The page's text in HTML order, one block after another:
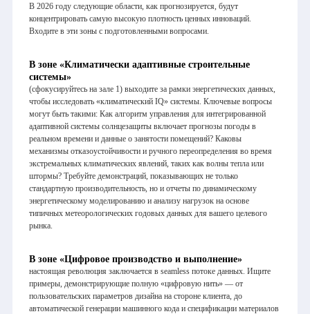
В 2026 году следующие области, как прогнозируется, будут
концентрировать самую высокую плотность ценных инноваций.
Входите в эти зоны с подготовленными вопросами.
В зоне «Климатически адаптивные строительные
системы»
(сфокусируйтесь на зале 1) выходите за рамки энергетических данных,
чтобы исследовать «климатический IQ» системы. Ключевые вопросы
могут быть такими: Как алгоритм управления для интегрированной
адаптивной системы солнцезащиты включает прогнозы погоды в
реальном времени и данные о занятости помещений? Каковы
механизмы отказоустойчивости и ручного переопределения во время
экстремальных климатических явлений, таких как волны тепла или
штормы? Требуйте демонстраций, показывающих не только
стандартную производительность, но и отчеты по динамическому
энергетическому моделированию и анализу нагрузок на основе
типичных метеорологических годовых данных для вашего целевого
рынка.
В зоне «Цифровое производство и выполнение»
настоящая революция заключается в seamless потоке данных. Ищите
примеры, демонстрирующие полную «цифровую нить» — от
пользовательских параметров дизайна на стороне клиента, до
автоматической генерации машинного кода и спецификации материалов